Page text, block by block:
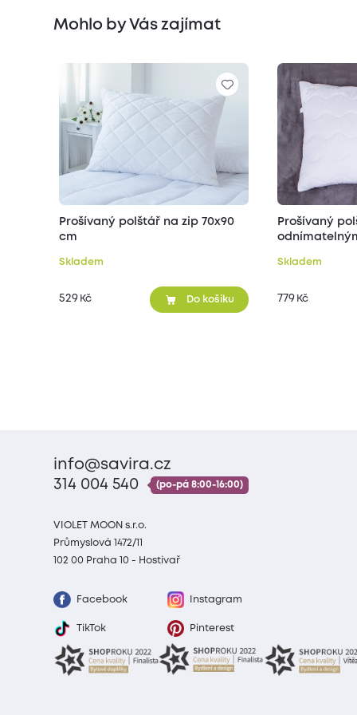
Mohlo by Vás zajímat
Prošívaný polštář na zip 70x90
cm
Skladem
529 Kč Do košíku
Prošívaný
Skladem
779 Kč
info@savira.cz
314 004 540
(po-pá 8:00-16:00)
VIOLET MOON s.r.o.
Průmyslová 1472/11
102 00 Praha 10 - Hostivař
Facebook Instagram
TikTok Pinterest